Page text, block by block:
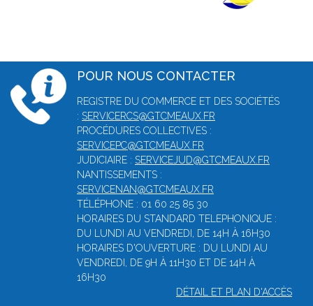
POUR NOUS CONTACTER
REGISTRE DU COMMERCE ET DES SOCIÉTÉS
: SERVICERCS@GTCMEAUX.FR
PROCÉDURES COLLECTIVES :
SERVICEPC@GTCMEAUX.FR
JUDICIAIRE : SERVICEJUD@GTCMEAUX.FR
NANTISSEMENTS :
SERVICENAN@GTCMEAUX.FR
TÉLÉPHONE : 01 60 25 85 30
HORAIRES DU STANDARD TELEPHONIQUE :
DU LUNDI AU VENDREDI, DE 14H À 16H30
HORAIRES D'OUVERTURE : DU LUNDI AU
VENDREDI, DE 9H À 11H30 ET DE 14H À
16H30
DÉTAIL ET PLAN D'ACCÈS